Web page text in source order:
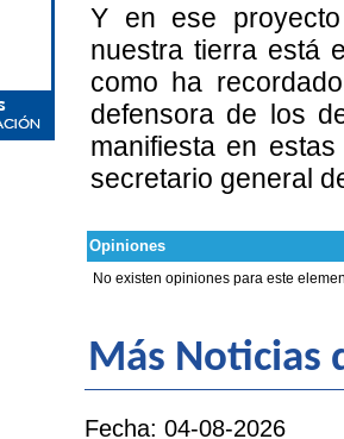
Y en ese
nuestra tierra está
como ha
defensora de los
manifiesta en
secretario general
Opiniones
No existen opiniones para este
Más Noticias
Fecha: 04-08-2026